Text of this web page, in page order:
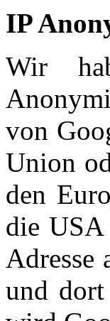
IP
Wir
von
Union
den
die
Adresse
und dort